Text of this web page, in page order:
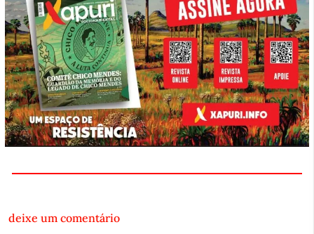
deixe um comentário